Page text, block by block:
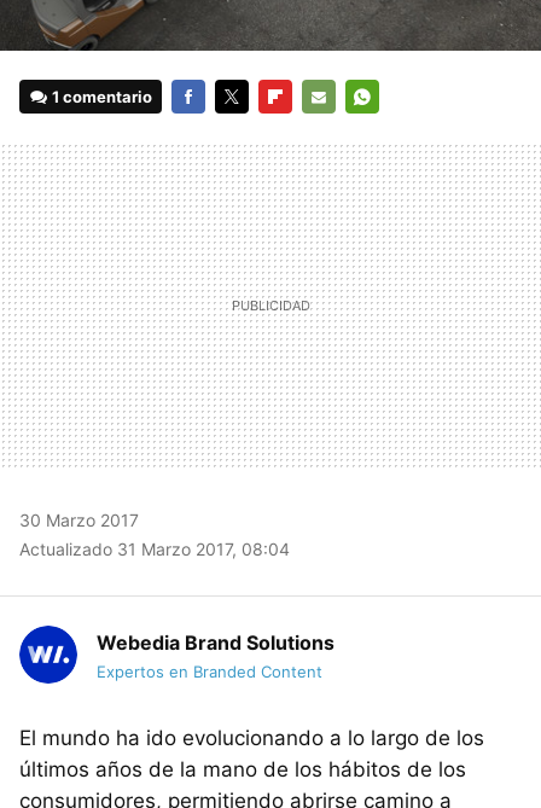
1 comentario
MAIL
30 Marzo 2017
Actualizado 31 Marzo 2017, 08:04
Webedia Brand Solutions
Expertos en Branded Content
El mundo ha ido evolucionando a lo largo de los
últimos años de la mano de los hábitos de los
consumidores, permitiendo abrirse camino a